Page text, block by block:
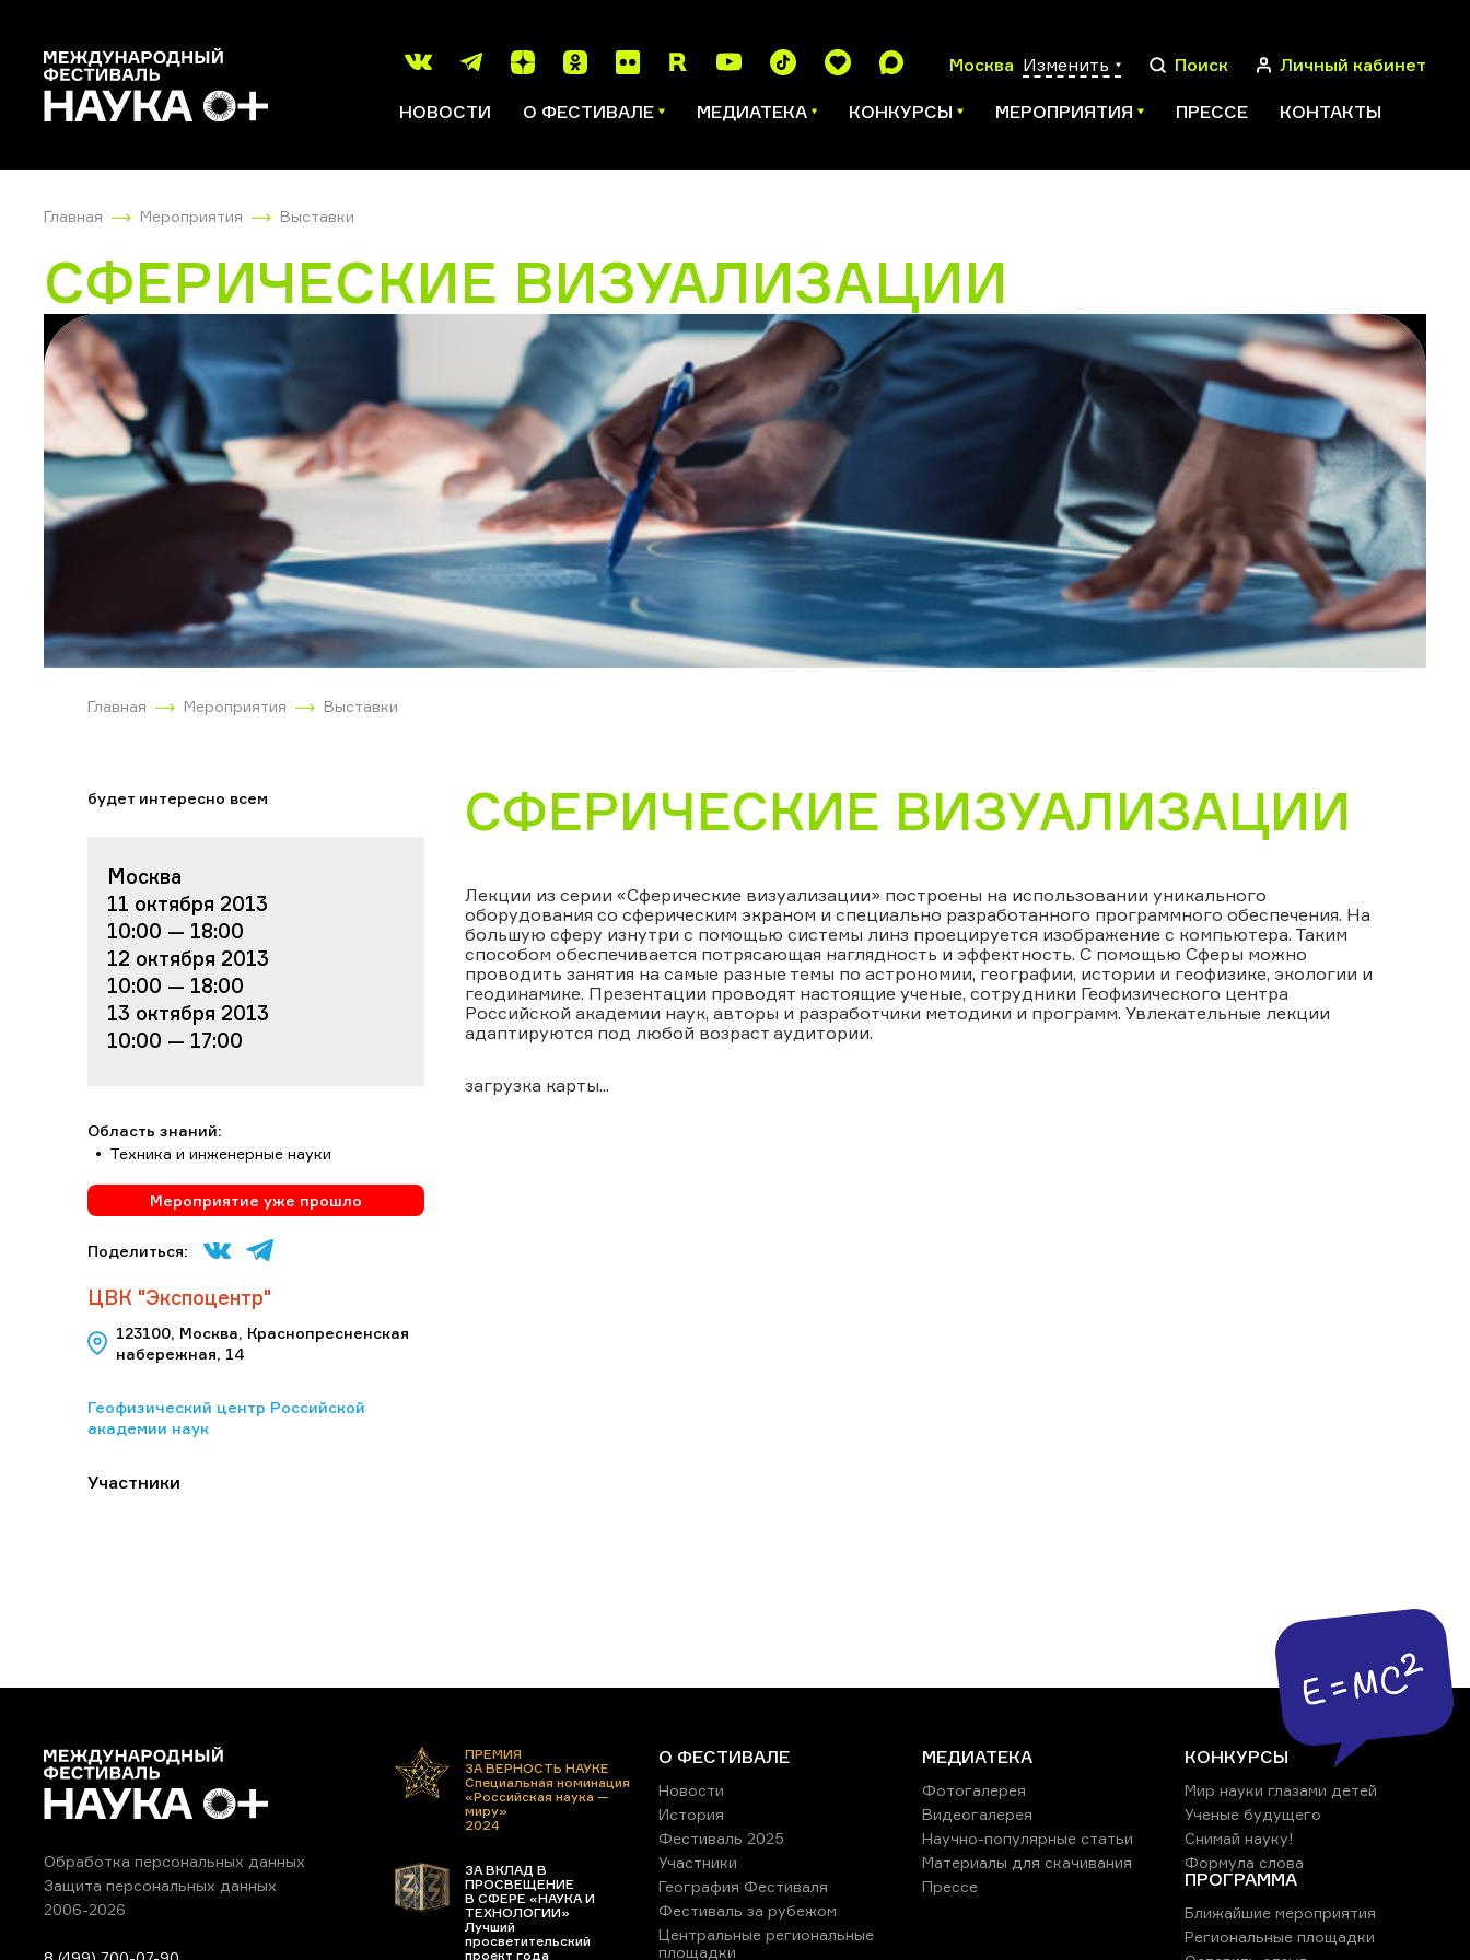
Москва Изменить Поиск Личный кабинет
НОВОСТИ О ФЕСТИВАЛЕ МЕДИАТЕКА КОНКУРСЫ МЕРОПРИЯТИЯ ПРЕССЕ КОНТАКТЫ
Главная Мероприятия Выставки
СФЕРИЧЕСКИЕ ВИЗУАЛИЗАЦИИ
Главная Мероприятия Выставки
будет интересно всем
Москва
11 октября 2013
10:00 — 18:00
12 октября 2013
10:00 — 18:00
13 октября 2013
10:00 — 17:00
Область знаний:
Техника и инженерные науки
Мероприятие уже прошло
Поделиться:
ЦВК "Экспоцентр"
123100, Москва, Краснопресненская
набережная, 14
Геофизический центр Российской
академии наук
Участники
СФЕРИЧЕСКИЕ ВИЗУАЛИЗАЦИИ
Лекции из серии «Сферические визуализации» построены на использовании уникального
оборудования со сферическим экраном и специально разработанного программного обеспечения. На
большую сферу изнутри с помощью системы линз проецируется изображение с компьютера. Таким
способом обеспечивается потрясающая наглядность и эффектность. С помощью Сферы можно
проводить занятия на самые разные темы по астрономии, географии, истории и геофизике, экологии и
геодинамике. Презентации проводят настоящие ученые, сотрудники Геофизического центра
Российской академии наук, авторы и разработчики методики и программ. Увлекательные лекции
адаптируются под любой возраст аудитории.
загрузка карты...
Обработка персональных данных
Защита персональных данных
2006-2026
ПРЕМИЯ
ЗА ВЕРНОСТЬ НАУКЕ
Специальная номинация
«Российская наука —
миру»
2024
ЗА ВКЛАД В
ПРОСВЕЩЕНИЕ
В СФЕРЕ «НАУКА И
ТЕХНОЛОГИИ»
Лучший
просветительский
проект года
О ФЕСТИВАЛЕ
Новости
История
Фестиваль 2025
Участники
География Фестиваля
Фестиваль за рубежом
Центральные региональные
площадки
МЕДИАТЕКА
Фотогалерея
Видеогалерея
Научно-популярные статьи
Материалы для скачивания
Прессе
КОНКУРСЫ
Мир науки глазами детей
Ученые будущего
Снимай науку!
Формула слова
ПРОГРАММА
Ближайшие мероприятия
Региональные площадки